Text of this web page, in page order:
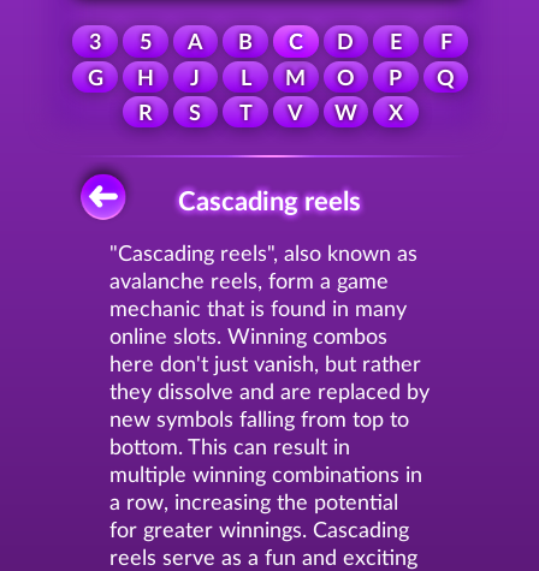
3 5 A B C D E
F
G
H J L M O P
Q
R
S T V W X
Cascading reels
"Cascading reels", also known as
avalanche reels, form a game
mechanic that is found in many
online slots. Winning combos
here don't just vanish, but rather
they dissolve and are replaced by
new symbols falling from top to
bottom. This can result in
multiple winning combinations in
a row, increasing the potential
for greater winnings. Cascading
reels serve as a fun and exciting